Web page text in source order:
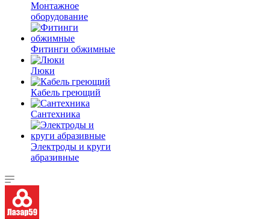
Монтажное
оборудование
Фитинги обжимные
Люки
Кабель греющий
Сантехника
Электроды и круги
абразивные